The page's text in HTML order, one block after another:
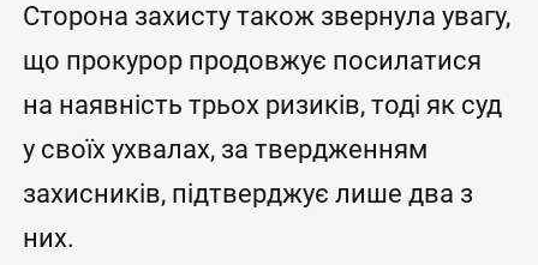
Сторона захисту також звернула увагу,
що прокурор продовжує посилатися
на наявність трьох ризиків, тоді як суд
у своїх ухвалах, за твердженням
захисників, підтверджує лише два з
них.